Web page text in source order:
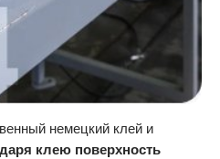
немецкий клей и
клею поверхность